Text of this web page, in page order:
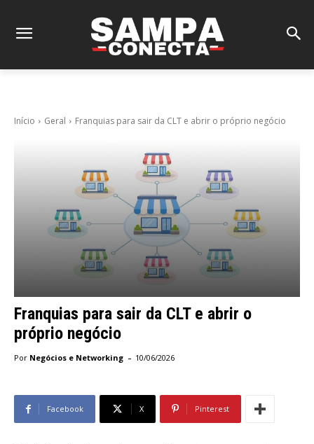
Início Geral Franquias para sair da CLT e abrir o próprio negócio
Franquias para sair da CLT e abrir o
próprio negócio
Por Negócios e Networking - 10/06/2026
Facebook X Pinterest